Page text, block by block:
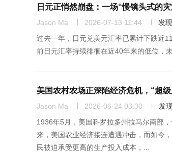
日元正悄然崩盘：一场“慢镜头式的灾
Jason Ma 2026-07-13 11:44
发
过去一年，日元兑美元汇率已累计下跌近
前日元汇率持续徘徊在近40年来的低位，
美国农村农场正深陷经济危机，“超
Jason Ma 2026-06-24 03:30
发
1936年5月，美国科罗拉多州拉马尔南部
来，美国农业经济接连遭遇冲击，而如今
民被迫承受更高的生产投入成本，...